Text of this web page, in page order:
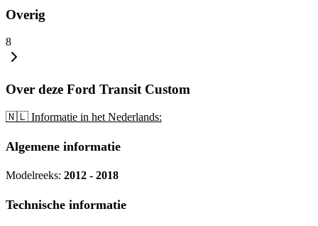
Overig
8
Over deze Ford Transit Custom
🇳🇱 Informatie in het Nederlands:
Algemene informatie
Modelreeks: 2012 - 2018
Technische informatie